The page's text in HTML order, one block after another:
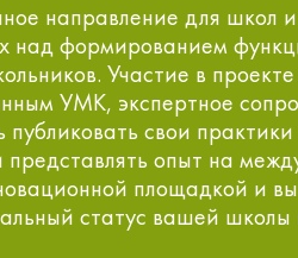
направление для школ и
над формированием
Участие в
УМК, экспертное
публиковать свои
представлять опыт на
площадкой и
статус вашей школы